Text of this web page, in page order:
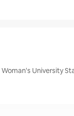
University